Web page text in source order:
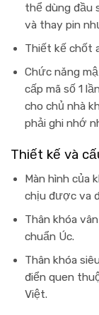
thể dùng đầu
và thay pin
Thiết kếchốt
Chức năng
cấp mã số 1
cho chủ nhà
phải ghi nhớ
Thiết kế và
Màn hình của
chịu được va
Thân khóa
chuẩn Úc.
Thân khóa
điển quen
Việt.